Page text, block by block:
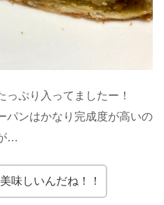
っぷり入ってましたー！
パンはかなり完成度が高いの
…
味しいんだね！！